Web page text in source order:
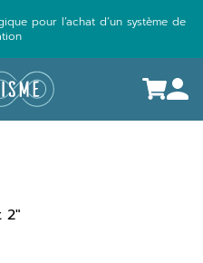
pour l’achat d’un système de